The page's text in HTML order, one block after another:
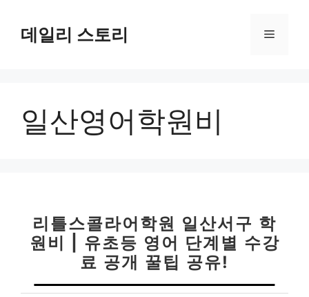
데일리 스토리 메
일산영어학원비
리틀스콜라어학원 일산서구 학
원비 | 유초등 영어 단계별 수강
료 공개 꿀팁 공유!